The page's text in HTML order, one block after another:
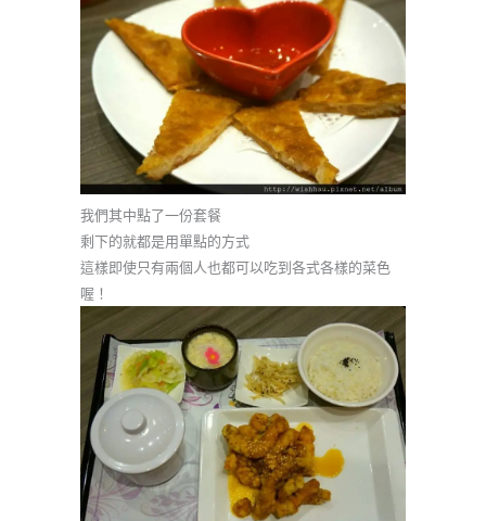
我們其中點了一份套餐
剩下的就都是用單點的方式
這樣即使只有兩個人也都可以吃到各式各樣的菜色
喔！